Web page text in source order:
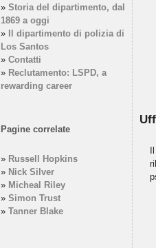
» Storia del dipartimento, dal
1869 a oggi
» Il dipartimento di polizia di
Los Santos
» Contatti
» Reclutamento: LSPD, a
rewarding career
Pagine correlate
» Russell Hopkins
» Nick Silver
» Micheal Riley
» Simon Trust
» Tanner Blake